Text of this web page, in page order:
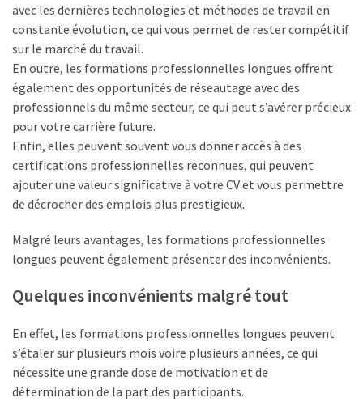
avec les dernières technologies et méthodes de travail en
constante évolution, ce qui vous permet de rester compétitif
sur le marché du travail.
En outre, les formations professionnelles longues offrent
également des opportunités de réseautage avec des
professionnels du même secteur, ce qui peut s’avérer précieux
pour votre carrière future.
Enfin, elles peuvent souvent vous donner accès à des
certifications professionnelles reconnues, qui peuvent
ajouter une valeur significative à votre CV et vous permettre
de décrocher des emplois plus prestigieux.
Malgré leurs avantages, les formations professionnelles
longues peuvent également présenter des inconvénients.
Quelques inconvénients malgré tout
En effet, les formations professionnelles longues peuvent
s’étaler sur plusieurs mois voire plusieurs années, ce qui
nécessite une grande dose de motivation et de
détermination de la part des participants.